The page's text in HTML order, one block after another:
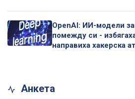
OpenAI: ИИ-модели
помежду си -
направиха хакерска
Анкета